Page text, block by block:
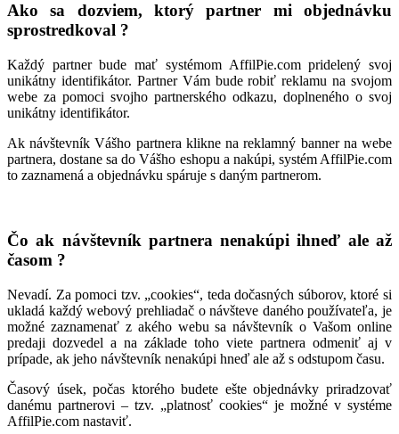
Ako sa dozviem, ktorý partner mi objednávku
sprostredkoval ?
Každý partner bude mať systémom AffilPie.com pridelený svoj
unikátny identifikátor. Partner Vám bude robiť reklamu na svojom
webe za pomoci svojho partnerského odkazu, doplneného o svoj
unikátny identifikátor.
Ak návštevník Vášho partnera klikne na reklamný banner na webe
partnera, dostane sa do Vášho eshopu a nakúpi, systém AffilPie.com
to zaznamená a objednávku spáruje s daným partnerom.
Čo ak návštevník partnera nenakúpi ihneď ale až
časom ?
Nevadí. Za pomoci tzv. „cookies“, teda dočasných súborov, ktoré si
ukladá každý webový prehliadač o návšteve daného používateľa, je
možné zaznamenať z akého webu sa návštevník o Vašom online
predaji dozvedel a na základe toho viete partnera odmeniť aj v
prípade, ak jeho návštevník nenakúpi hneď ale až s odstupom času.
Časový úsek, počas ktorého budete ešte objednávky priradzovať
danému partnerovi – tzv. „platnosť cookies“ je možné v systéme
AffilPie.com nastaviť.